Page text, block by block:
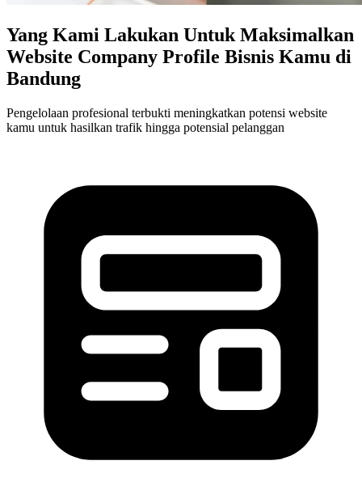
Yang Kami Lakukan Untuk Maksimalkan
Website Company Profile Bisnis Kamu di
Bandung
Pengelolaan profesional terbukti meningkatkan potensi website
kamu untuk hasilkan trafik hingga potensial pelanggan